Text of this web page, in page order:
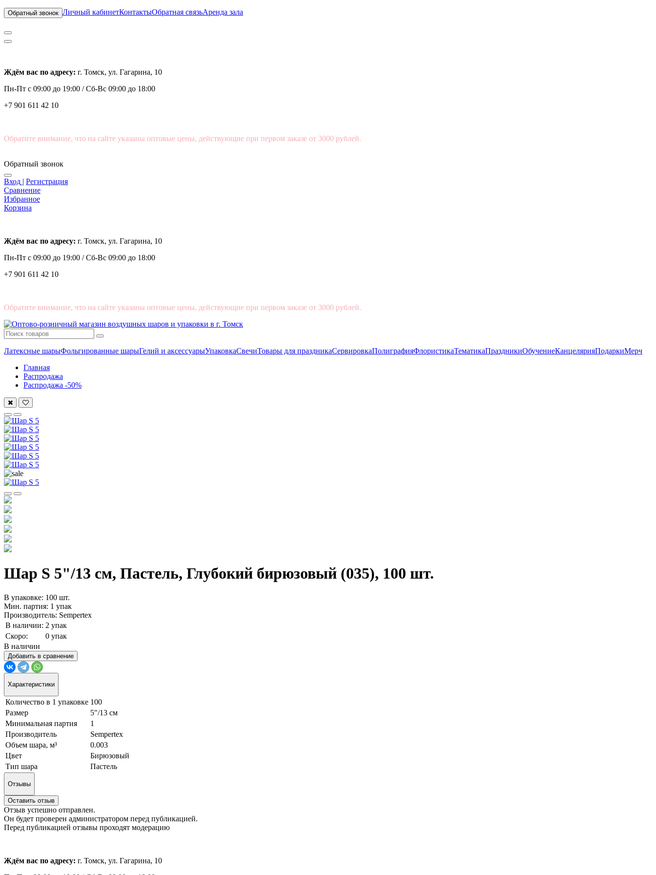
Обратный звонок Личный кабинетКонтактыОбратная связьАренда зала
Ждём вас по адресу: г. Томск, ул. Гагарина, 10
Пн-Пт с 09:00 до 19:00 /Сб-Вс 09:00 до 18:00
+7 901 611 42 10
Обратите внимание, что на сайте указаны оптовые цены, действующие при первом заказе от 3000 рублей.
Обратный звонок
Вход | Регистрация
Сравнение
Избранное
Корзина
Ждём вас по адресу: г. Томск, ул. Гагарина, 10
Пн-Пт с 09:00 до 19:00 /Сб-Вс 09:00 до 18:00
+7 901 611 42 10
Обратите внимание, что на сайте указаны оптовые цены, действующие при первом заказе от 3000 рублей.
Латексные шарыФольгированные шарыГелий и аксессуарыУпаковкаСвечиТовары для праздникаСервировкаПолиграфияФлористикаТематикаПраздникиОбучениеКанцелярияПодаркиМерч
Главная
Распродажа
Распродажа -50%
Шар S 5"/13 см, Пастель, Глубокий бирюзовый (035), 100 шт.
В упаковке: 100 шт.
Мин. партия: 1 упак
Производитель: Sempertex
В наличии: 2 упак
Скоро:
0 упак
В наличии
Добавить в сравнение
Характеристики
Количество в 1 упаковке 100
Размер
5"/13 см
Минимальная партия
1
Производитель
Sempertex
Объем шара, м³
0.003
Цвет
Бирюзовый
Тип шара
Пастель
Отзывы
Оставить отзыв
Отзыв успешно отправлен.
Он будет проверен администратором перед публикацией.
Перед публикацией отзывы проходят модерацию
Ждём вас по адресу: г. Томск, ул. Гагарина, 10